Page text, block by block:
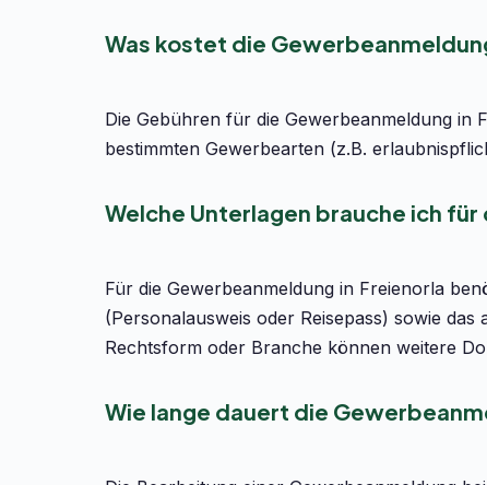
Was kostet die
Die Gebühren für die Gewerbeanmeldung in
bestimmten Gewerbearten (z.B.
Welche Unterlagen brauche ich
Für die Gewerbeanmeldung in Freienorla
(Personalausweis oder Reisepass) sowie
Rechtsform oder Branche können weitere
Wie lange dauert die